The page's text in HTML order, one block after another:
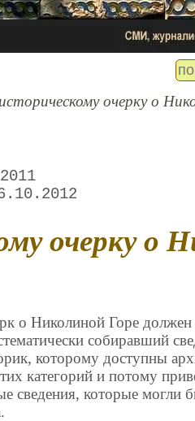
очерку о
о Николиной Горе должен
собиравший
которому доступны
категорий и потому
сведения, которые могли